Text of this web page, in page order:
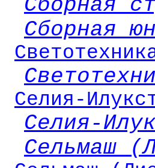
Сборная
Сборная
Селия-
Селия-
Сельмаш